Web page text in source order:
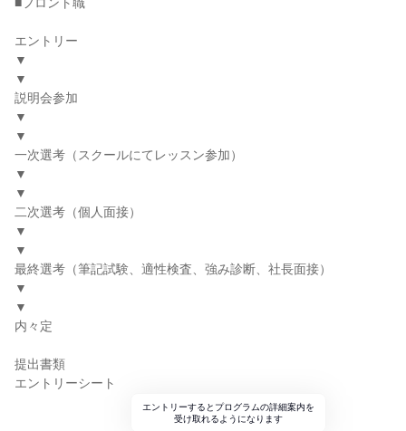
エントリー
▼
▼
説明会参加
▼
▼
一次選考（スクールにてレッスン参加）
▼
▼
二次選考（個人面接）
▼
▼
最終選考（筆記試験、適性検査、強み診断、社長面接）
▼
▼
内々定
提出書類
エントリーシート
エントリーするとプログラムの詳細案内を
受け取れるようになります